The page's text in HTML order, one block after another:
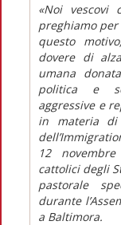
«Noi vescovi
preghiamo
questo
dovere di
umana
politica e
aggressive e
in materia di
12
cattolici degli
pastorale
durante
a Baltimora.